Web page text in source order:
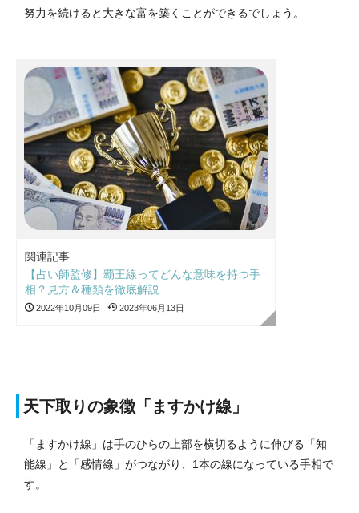
努力を続けると大きな富を築くことができるでしょう。
関連記事
【占い師監修】覇王線ってどんな意味を持つ手
相？見方＆種類を徹底解説
2022年10月09日 2023年06月13日
天下取りの象徴「ますかけ線」
「ますかけ線」は手のひらの上部を横切るように伸びる「知
能線」と「感情線」がつながり、1本の線になっている手相で
す。